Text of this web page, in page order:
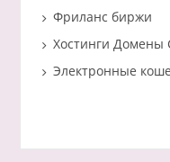
Фриланс биржи
Хостинги Домены
Электронные